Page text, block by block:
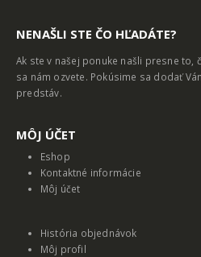
NENAŠLI STE ČO HĽADÁTE?
Ak ste v našej ponuke našli presne to,
sa nám ozvete. Pokúsime sa dodať
predstáv.
MȎJ ÚČET
Eshop
Kontaktné informácie
Môj účet
História objednávok
Môj profil